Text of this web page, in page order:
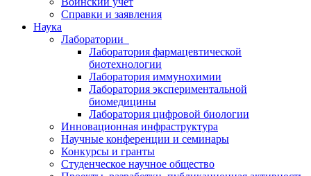
Справки и заявления
Наука
Лаборатории
Лаборатория фармацевтической
биотехнологии
Лаборатория иммунохимии
Лаборатория экспериментальной
биомедицины
Лаборатория цифровой биологии
Инновационная инфраструктура
Научные конференции и семинары
Конкурсы и гранты
Студенческое научное общество